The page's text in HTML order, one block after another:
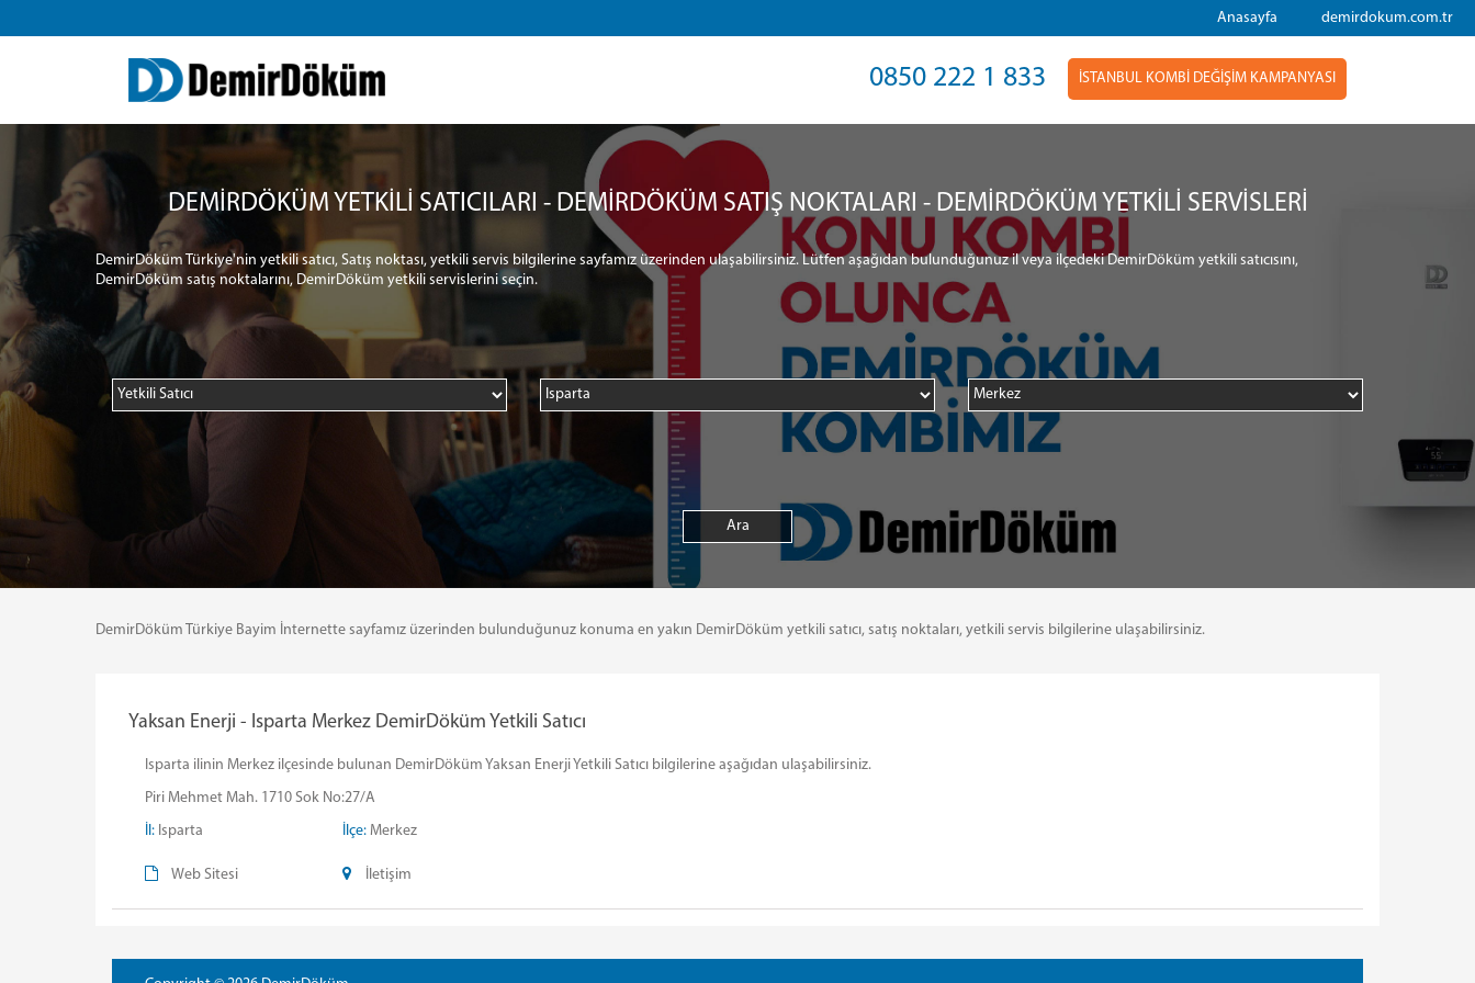
demirdokum.com.tr
Anasayfa
İSTANBUL KOMBİ DEĞİŞİM KAMPANYASI
0850 222 1 833
DEMİRDÖKÜM YETKİLİ SATICILARI - DEMİRDÖKÜM SATIŞ NOKTALARI - DEMİRDÖKÜM YETKİLİ SERVİSLERİ
DemirDöküm Türkiye'nin yetkili satıcı, Satış noktası, yetkili servis bilgilerine sayfamız üzerinden ulaşabilirsiniz. Lütfen aşağıdan bulunduğunuz il veya ilçedeki DemirDöküm yetkili satıcısını,
DemirDöküm satış noktalarını, DemirDöküm yetkili servislerini seçin.
DemirDöküm Türkiye Bayim İnternette sayfamız üzerinden bulunduğunuz konuma en yakın DemirDöküm yetkili satıcı, satış noktaları, yetkili servis bilgilerine ulaşabilirsiniz.
Yaksan Enerji - Isparta Merkez DemirDöküm Yetkili Satıcı
Isparta ilinin Merkez ilçesinde bulunan DemirDöküm Yaksan Enerji Yetkili Satıcı bilgilerine aşağıdan ulaşabilirsiniz.
Piri Mehmet Mah. 1710 Sok No:27/A
İl: Isparta İlçe: Merkez
Web Sitesi İletişim